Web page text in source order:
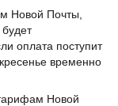
Новой Почты,
оплата поступит
временно
Новой